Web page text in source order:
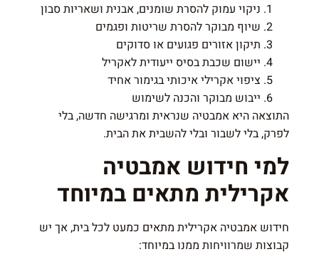
ניקוי עמוק להסרת שומנים, אבנית ושאריות סבון
שיוף מבוקר להסרת שריטות ופגמים
תיקון אזורים פגועים או סדוקים
יישום שכבת בסיס ייעודית לאקריל
ציפוי אקרילי איכותי בגימור אחיד
ייבוש מבוקר והכנה לשימוש
התוצאה היא אמבטיה שנראית ומרגישה חדשה, בלי
לפרק, בלי לשבור ובלי להשבית את הבית.
למי חידוש אמבטיה
אקרילית מתאים במיוחד
חידוש אמבטיה אקרילית מתאים כמעט לכל בית, אך יש
קבוצות שמרוויחות ממנו במיוחד: